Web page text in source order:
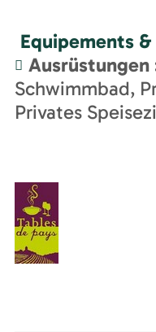
Equipements
Ausrüstungen
Schwimmbad
Privates